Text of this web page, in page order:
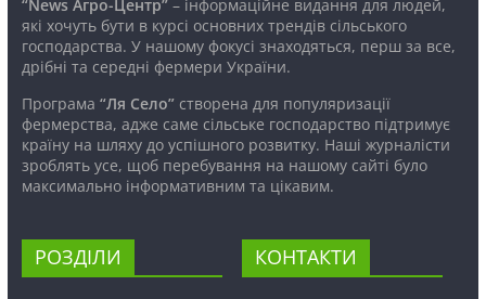
“News Агро-Центр”– інформаційне видання для людей,
які хочуть бути в курсі основних трендів сільського
господарства. У нашому фокусі знаходяться, перш за все,
дрібні та середні фермери України.
Програма “Ля Село”створена для популяризації
фермерства, адже саме сільське господарство підтримує
країну на шляху до успішного розвитку. Наші журналісти
зроблять усе, щоб перебування на нашому сайті було
максимально інформативним та цікавим.
РОЗДІЛИ КОНТАКТИ